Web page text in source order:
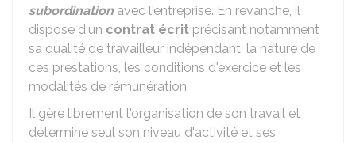
subordinationavec l'entreprise. En revanche, il
dispose d'un contrat écrit précisant notamment
sa qualité de travailleur indépendant, la nature de
ces prestations, les conditions d'exercice et les
modalités de rémunération.
Il gère librement l'organisation de son travail et
détermine seul son niveau d'activité et ses